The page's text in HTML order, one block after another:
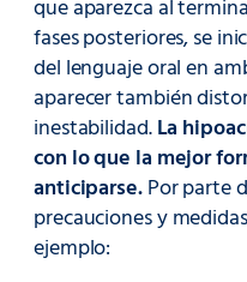
que aparezca al
fases posteriores, se
del lenguaje oral en
aparecer también
inestabilidad.La
con lo que la mejor
anticiparse.Por parte
precauciones y
ejemplo: